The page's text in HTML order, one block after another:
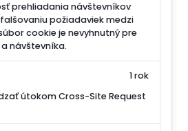
prehliadania návštevníkov
požiadaviek medzi
cookie je nevyhnutný pre
návštevníka.
útokom Cross-Site Request
1 rok